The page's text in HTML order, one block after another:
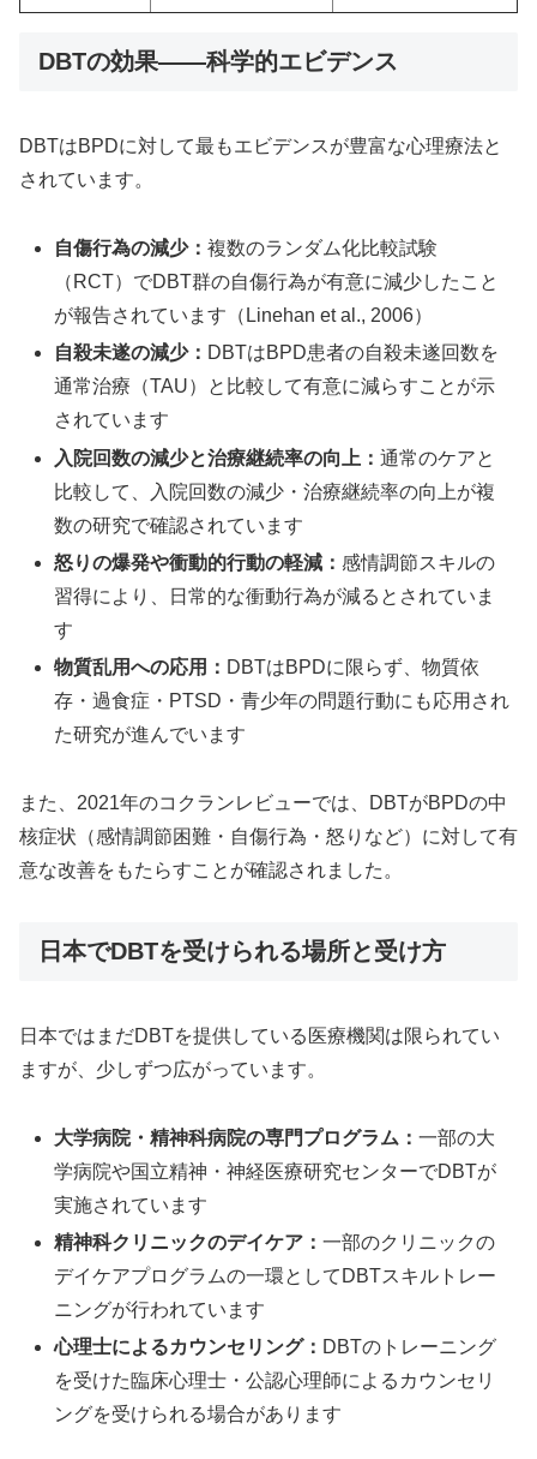
DBTの効果——科学的エビデンス
DBTはBPDに対して最もエビデンスが豊富な心理療法と
されています。
自傷行為の減少：複数のランダム化比較試験
（RCT）でDBT群の自傷行為が有意に減少したこと
が報告されています（Linehan et al., 2006）
自殺未遂の減少： DBTはBPD患者の自殺未遂回数を
通常治療（TAU）と比較して有意に減らすことが示
されています
入院回数の減少と治療継続率の向上：通常のケアと
比較して、入院回数の減少・治療継続率の向上が複
数の研究で確認されています
怒りの爆発や衝動的行動の軽減：感情調節スキルの
習得により、日常的な衝動行為が減るとされていま
す
物質乱用への応用： DBTはBPDに限らず、物質依
存・過食症・PTSD・青少年の問題行動にも応用され
た研究が進んでいます
また、2021年のコクランレビューでは、DBTがBPDの中
核症状（感情調節困難・自傷行為・怒りなど）に対して有
意な改善をもたらすことが確認されました。
日本でDBTを受けられる場所と受け方
日本ではまだDBTを提供している医療機関は限られてい
ますが、少しずつ広がっています。
大学病院・精神科病院の専門プログラム：一部の大
学病院や国立精神・神経医療研究センターでDBTが
実施されています
精神科クリニックのデイケア：一部のクリニックの
デイケアプログラムの一環としてDBTスキルトレー
ニングが行われています
心理士によるカウンセリング： DBTのトレーニング
を受けた臨床心理士・公認心理師によるカウンセリ
ングを受けられる場合があります